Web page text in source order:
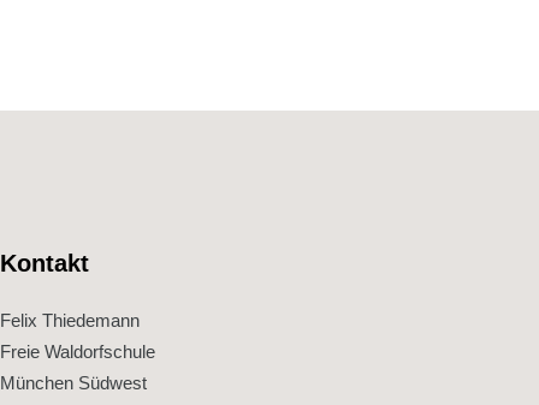
Kontakt
Felix Thiedemann
Freie Waldorfschule
München Südwest